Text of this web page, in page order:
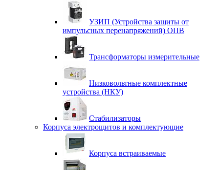
УЗИП (Устройства защиты от
импульсных перенапряжений) ОПВ
Трансформаторы измерительные
Низковольтные комплектные
устройства (НКУ)
Стабилизаторы
Корпуса электрощитов и комплектующие
Корпуса встраиваемые